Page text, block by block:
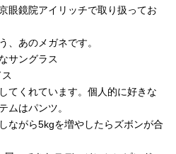
眼鏡院アイリッチで取り扱ってお
、あのメガネです。
サングラス
てくれています。個人的に好きな
ムはパンツ。
ながら5kgを増やしたらズボンが合